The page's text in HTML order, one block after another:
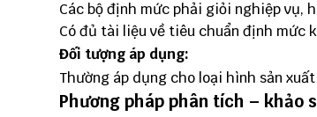
Các bộ định mức phải giỏi nghiệp vụ,
Có đủ tài liệu về tiêu chuẩn định mức
Đối tượng áp dụng:
Thường áp dụng cho loại hình sản
Phương pháp phân tích – khảo